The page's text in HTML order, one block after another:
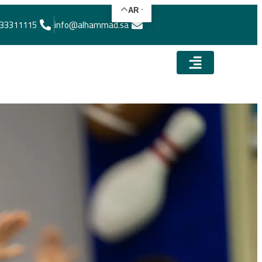
info@alhammad.sa​
AR